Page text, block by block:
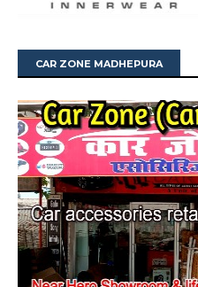
CAR ZONE MADHEPURA